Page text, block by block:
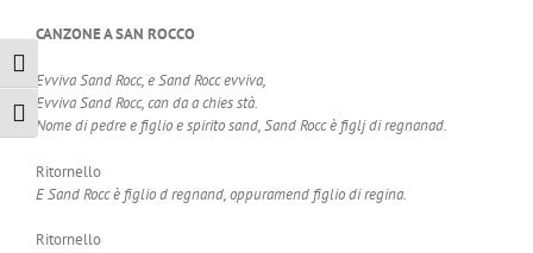
Attiva/disattiva alto contrasto
Attiva/disattiva dimensione testo
CANZONE A SAN ROCCO
Evviva Sand Rocc, e Sand Rocc evviva,
Evviva Sand Rocc, can da a chies stà.
Nome di pedre e figlio e spirito sand, Sand Rocc è figlj di regnanad.
Ritornello
E Sand Rocc è figlio d regnand, oppuramend figlio di regina.
Ritornello